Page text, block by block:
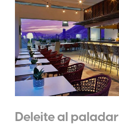
Deleite al paladar